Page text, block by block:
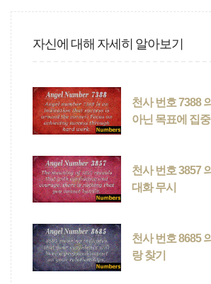
자신에 대해 자세히 알아보기
천사 번호 7388
아닌 목표에 집중
천사 번호 3857
대화 무시
천사 번호 8685
랑 찾기